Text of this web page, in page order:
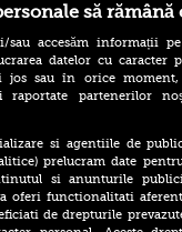
Am fost
am
Alianța
țara
lumea cu
să
accesăm informații
datelor cu caracter
jos sau în orice
raportate partenerilor
si agentiile de
prelucram date
si anunturile
oferi functionalitati
de drepturile